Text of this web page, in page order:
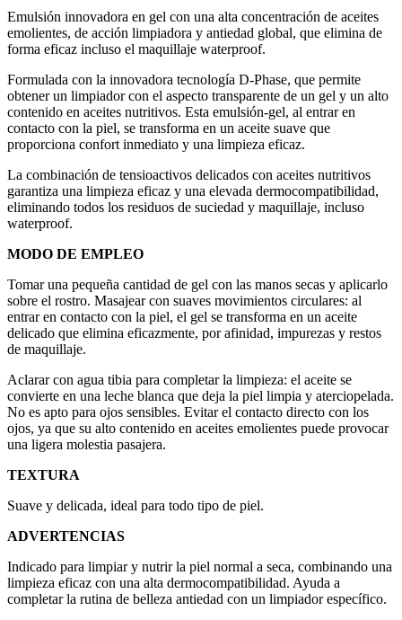
Emulsión innovadora en gel con una alta concentración de aceites
emolientes, de acción limpiadora y antiedad global, que elimina de
forma eficaz incluso el maquillaje waterproof.
Formulada con la innovadora tecnología D-Phase, que permite
obtener un limpiador con el aspecto transparente de un gel y un alto
contenido en aceites nutritivos. Esta emulsión-gel, al entrar en
contacto con la piel, se transforma en un aceite suave que
proporciona confort inmediato y una limpieza eficaz.
La combinación de tensioactivos delicados con aceites nutritivos
garantiza una limpieza eficaz y una elevada dermocompatibilidad,
eliminando todos los residuos de suciedad y maquillaje, incluso
waterproof.
MODO DE EMPLEO
Tomar una pequeña cantidad de gel con las manos secas y aplicarlo
sobre el rostro. Masajear con suaves movimientos circulares: al
entrar en contacto con la piel, el gel se transforma en un aceite
delicado que elimina eficazmente, por afinidad, impurezas y restos
de maquillaje.
Aclarar con agua tibia para completar la limpieza: el aceite se
convierte en una leche blanca que deja la piel limpia y aterciopelada.
No es apto para ojos sensibles. Evitar el contacto directo con los
ojos, ya que su alto contenido en aceites emolientes puede provocar
una ligera molestia pasajera.
TEXTURA
Suave y delicada, ideal para todo tipo de piel.
ADVERTENCIAS
Indicado para limpiar y nutrir la piel normal a seca, combinando una
limpieza eficaz con una alta dermocompatibilidad. Ayuda a
completar la rutina de belleza antiedad con un limpiador específico.